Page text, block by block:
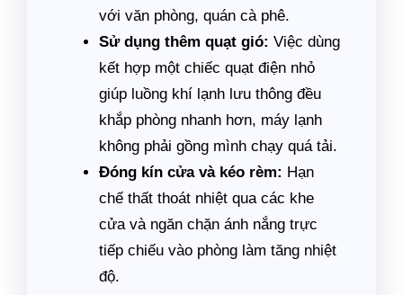
với văn phòng, quán cà phê.
Sử dụng thêm quạt gió: Việc dùng
kết hợp một chiếc quạt điện nhỏ
giúp luồng khí lạnh lưu thông đều
khắp phòng nhanh hơn, máy lạnh
không phải gồng mình chạy quá tải.
Đóng kín cửa và kéo rèm: Hạn
chế thất thoát nhiệt qua các khe
cửa và ngăn chặn ánh nắng trực
tiếp chiếu vào phòng làm tăng nhiệt
độ.